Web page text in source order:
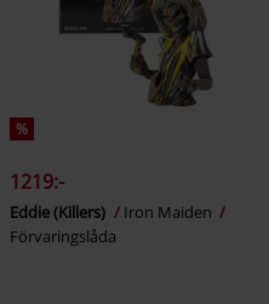
%
1219:-
Eddie (Killers)
Iron Maiden
Förvaringslåda